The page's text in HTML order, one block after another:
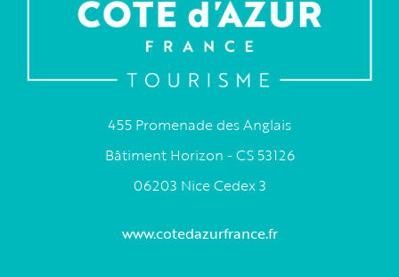
455 Promenade des Anglais
Bâtiment Horizon - CS 53126
06203 Nice Cedex 3
www.cotedazurfrance.fr